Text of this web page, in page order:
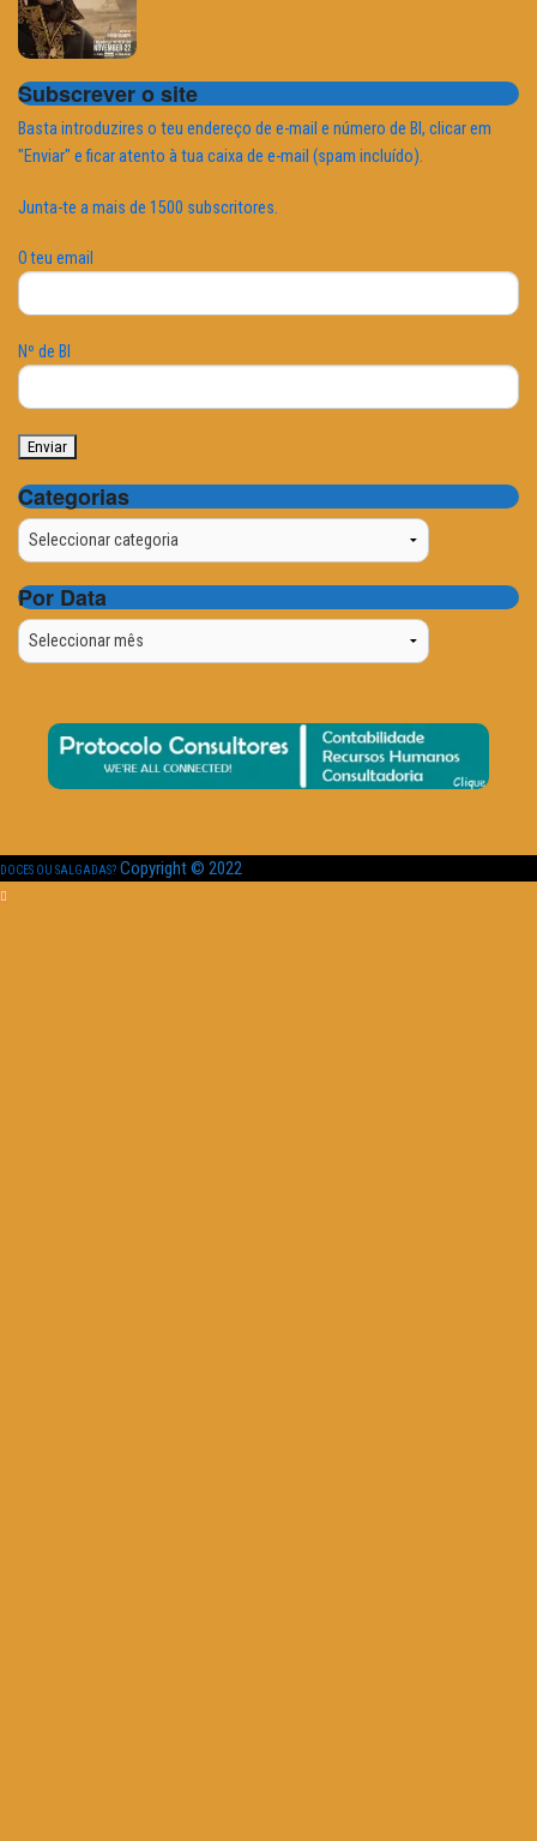
Subscrever o site
Basta introduzires o teu endereço de e-mail e número de BI, clicar em
"Enviar" e ficar atento à tua caixa de e-mail (spam incluído).
Junta-te a mais de 1500 subscritores.
O teu email
Nº de BI
Categorias
Categorias
Por Data
Por
Data
DOCES OU SALGADAS? Copyright © 2022